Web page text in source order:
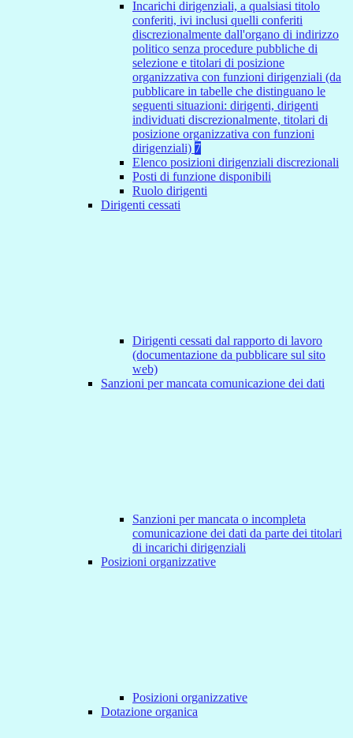
Incarichi dirigenziali, a qualsiasi titolo
conferiti, ivi inclusi quelli conferiti
discrezionalmente dall'organo di indirizzo
politico senza procedure pubbliche di
selezione e titolari di posizione
organizzativa con funzioni dirigenziali (da
pubblicare in tabelle che distinguano le
seguenti situazioni: dirigenti, dirigenti
individuati discrezionalmente, titolari di
posizione organizzativa con funzioni
dirigenziali) 7
Elenco posizioni dirigenziali discrezionali
Posti di funzione disponibili
Ruolo dirigenti
Dirigenti cessati
Dirigenti cessati dal rapporto di lavoro
(documentazione da pubblicare sul sito
web)
Sanzioni per mancata comunicazione dei dati
Sanzioni per mancata o incompleta
comunicazione dei dati da parte dei titolari
di incarichi dirigenziali
Posizioni organizzative
Posizioni organizzative
Dotazione organica